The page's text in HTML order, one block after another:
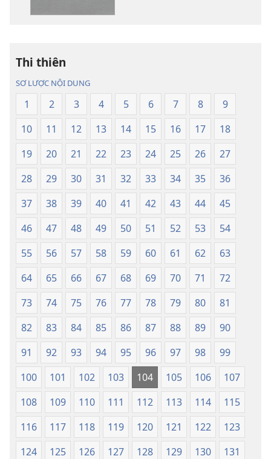
—
Bản
dịch
Thế
Giới
Mới
Bản
dịch
Thế
Giới
Mới
Thi thiên
SƠ LƯỢC NỘI DUNG
1 2 3 4 5 6 7 8
9
10
11 12 13 14 15 16 17
18
19
20 21 22 23 24 25 26
27
28
29 30 31 32 33 34 35
36
37
38 39 40 41 42 43 44
45
46
47 48 49 50 51 52 53
54
55
56 57 58 59 60 61 62
63
64
65 66 67 68 69 70 71
72
73
74 75 76 77 78 79 80
81
82
83 84 85 86 87 88 89
90
91
92 93 94 95 96 97 98
99
100
101 102 103 104 105 106
107
108
109 110 111 112 113 114
115
116
117 118 119 120 121 122
123
124
125 126 127 128 129 130
131